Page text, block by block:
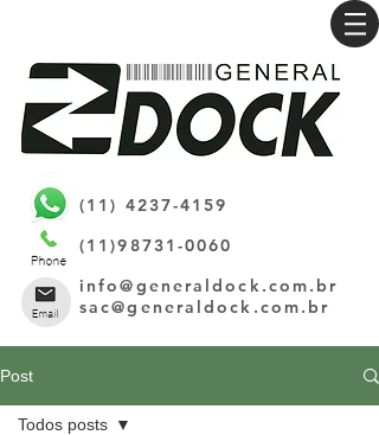
(11) 4237-4159
(11)98731-0060
info@generaldock.com.br
sac@generaldock.com.br
Post
Todos posts